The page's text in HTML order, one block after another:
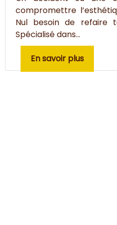
compromettre
Nul besoin de refaire
Spécialisé dans...
En savoir plus